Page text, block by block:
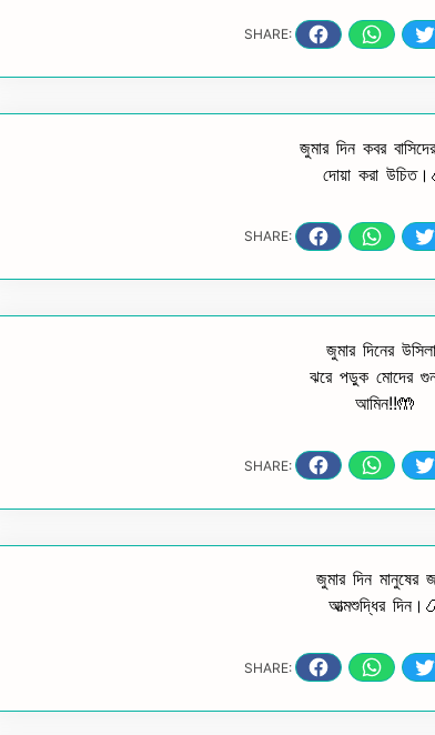
SHARE:
জুমার দিন কবর
দোয়া করা
SHARE:
জুমার দিনের
ঝরে পড়ুক মোদের
আমিন!!🤲
SHARE:
জুমার দিন মানুষের
আত্মশুদ্ধির
SHARE: